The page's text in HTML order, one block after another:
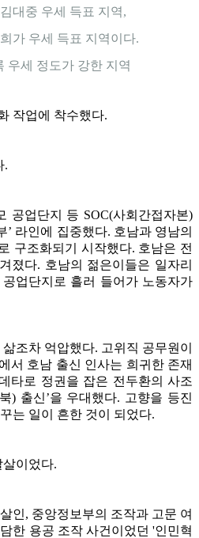
대중 우세 득표 지역,
가 우세 득표 지역이다.
우세 정도가 강한 지역
작업에 착수했다.
.
공업단지 등 SOC(사회간접자본)
’ 라인에 집중했다. 호남과 영남의
구조화되기 시작했다. 호남은 전
졌다. 호남의 젊은이들은 일자리
업단지로 흘러 들어가 노동자가
조차 억압했다. 고위직 공무원이
서 호남 출신 인사는 희귀한 존재
타로 정권을 잡은 전두환의 사조
) 출신’을 우대했다. 고향을 등진
는 일이 흔한 것이 되었다.
이었다.
인, 중앙정보부의 조작과 고문 여
한 용공 조작 사건이었던 '인민혁